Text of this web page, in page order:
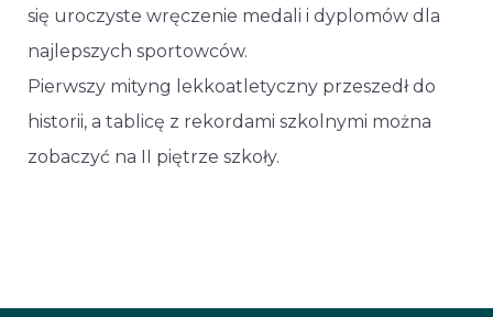
się uroczyste wręczenie medali i dyplomów dla
najlepszych sportowców.
Pierwszy mityng lekkoatletyczny przeszedł do
historii, a tablicę z rekordami szkolnymi można
zobaczyć na II piętrze szkoły.